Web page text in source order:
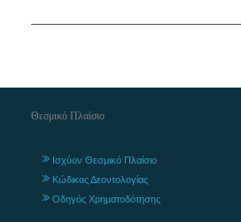
Θεσμικό Πλαίσιο
Ισχύον Θεσμικό Πλαίσιο
Κώδικας Δεοντολογίας
Οδηγός Χρηματοδότησης